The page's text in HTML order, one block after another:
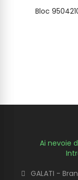
Bloc
Ai nevoie
GALATI -